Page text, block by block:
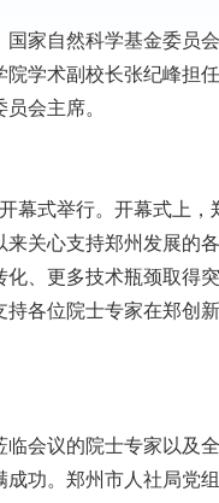
家自然科学基金委员
学术副校长张纪峰担
会主席。
幕式举行。开幕式上
关心支持郑州发展的
、更多技术瓶颈取得
各位院士专家在郑创
临会议的院士专家以及
功。郑州市人社局党